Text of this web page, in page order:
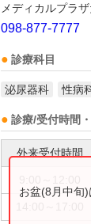
メディカルプラ
098-877-7777
診療科目
泌尿器科 性病
診療/受付時間
外来受付時間
お盆(8月中旬